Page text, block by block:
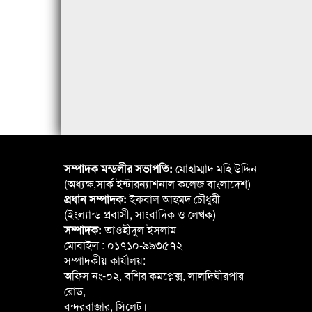
সম্পাদক মন্ডলীর সভাপতি: মোহাম্মাদ মহি উদ্দিন
(অধ্যক্ষ,সার্ক ইন্টারন্যাশনাল কলেজ বাংলাদেশ)
প্রধান সম্পাদক:ইকবাল আহমদ চৌধুরী
(ইংল্যান্ড প্রবাসী, সাংবাদিক ও লেখক)
সম্পাদক:তাওহীদুল ইসলাম
মোবাইল : ০১৭১০-৯৯৩৫৭২
সম্পাদকীয় কার্যালয়:
অফিস নং-০২, বশির কমপ্লেক্স, লালদিঘীরপার
রোড,
বন্দরবাজার, সিলেট।